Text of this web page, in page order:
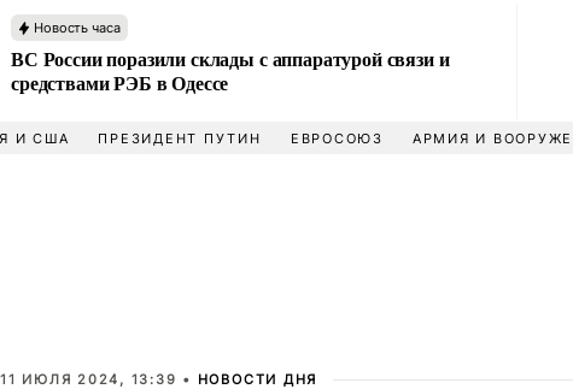
Новость часа
ВС России поразили склады с аппаратурой связи и
средствами РЭБ в Одессе
И США ПРЕЗИДЕНТ ПУТИН ЕВРОСОЮЗ АРМИЯ И
11 ИЮЛЯ 2024, 13:39 • НОВОСТИ ДНЯ